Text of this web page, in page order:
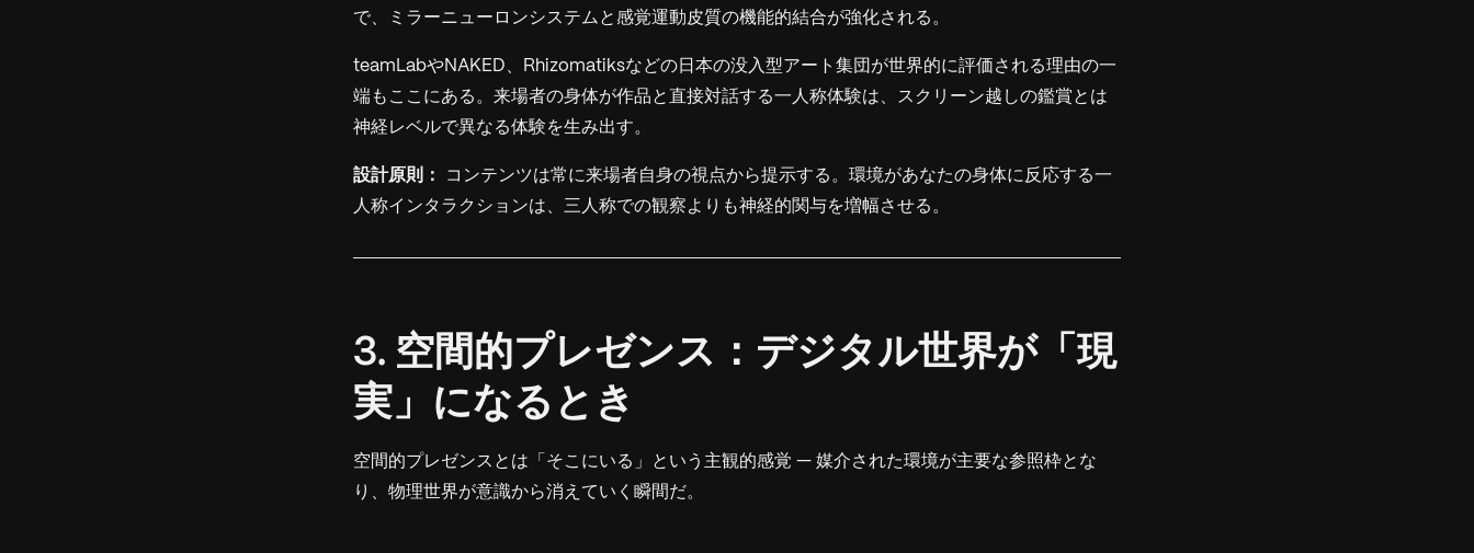
で、ミラーニューロンシステムと感覚運動皮質の機能的結合が強化される。
teamLabやNAKED、Rhizomatiksなどの日本の没入型アート集団が世界的に評価される理由の一
端もここにある。来場者の身体が作品と直接対話する一人称体験は、スクリーン越しの鑑賞とは
神経レベルで異なる体験を生み出す。
設計原則： コンテンツは常に来場者自身の視点から提示する。環境があなたの身体に反応する一
人称インタラクションは、三人称での観察よりも神経的関与を増幅させる。
3. 空間的プレゼンス：デジタル世界が「現
実」になるとき
空間的プレゼンスとは「そこにいる」という主観的感覚 — 媒介された環境が主要な参照枠とな
り、物理世界が意識から消えていく瞬間だ。